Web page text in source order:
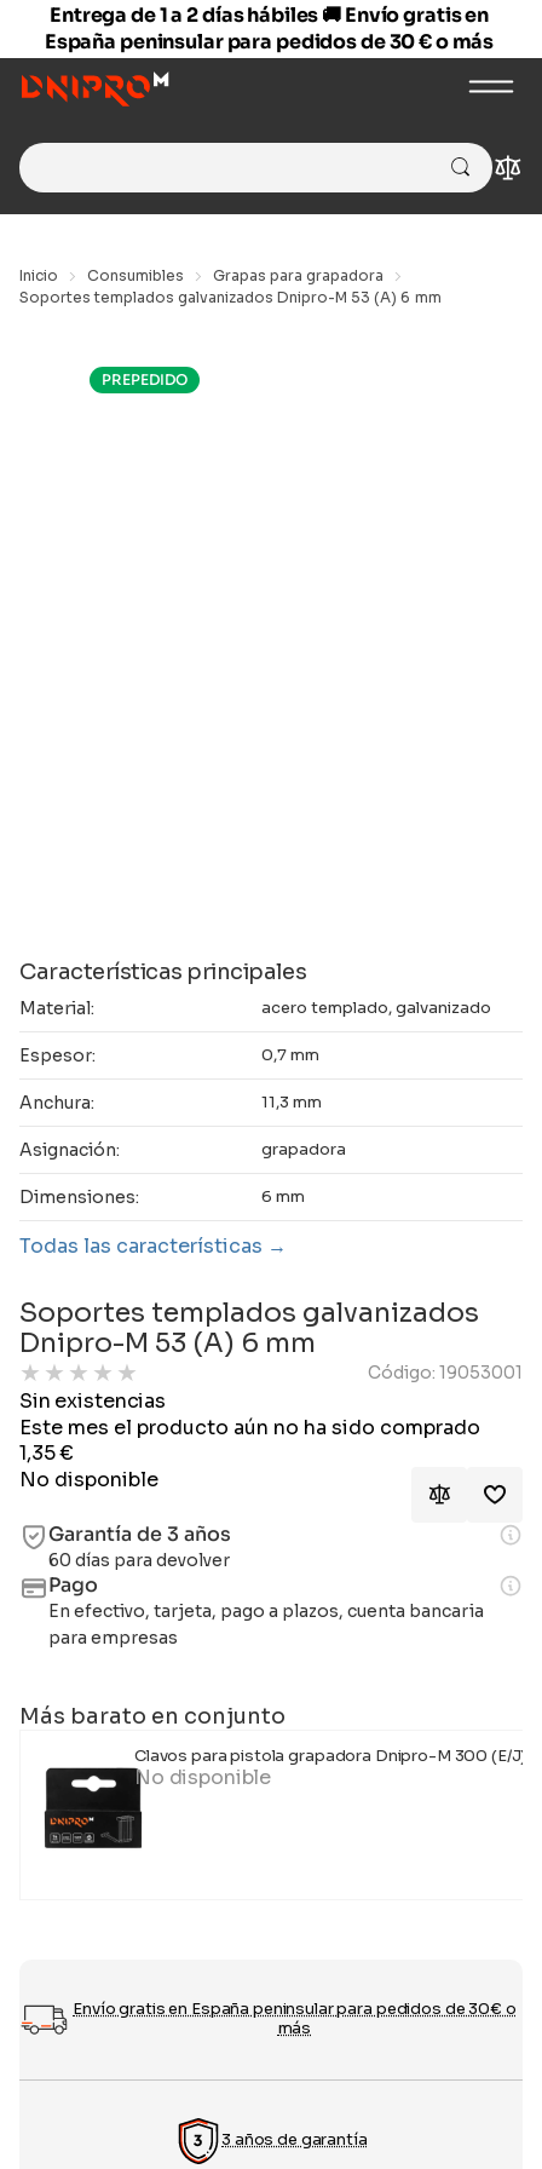
Entrega de 1 a 2 días hábiles 🚚 Envío gratis en
España peninsular para pedidos de 30 € o más
Search
for:
Inicio Consumibles
Grapas para grapadora
Soportes templados galvanizados Dnipro-M 53 (A) 6 mm
PREPEDIDO
Características principales
Material: acero templado, galvanizado
Espesor: 0,7 mm
Anchura: 11,3 mm
Asignación: grapadora
Dimensiones: 6 mm
Todas las características
Soportes templados galvanizados
Dnipro-M 53 (A) 6 mm
★ ★ ★ ★ ★ Código: 19053001
Sin existencias
Este mes el producto aún no ha sido comprado
1,35€
No disponible
Garantía de 3 años
60 días para devolver
Pago
En efectivo, tarjeta, pago a plazos, cuenta bancaria
para empresas
Más barato en conjunto
Clavos para pistola grapadora Dnipro-M 300 (E/J)
No disponible
Envío gratis en España peninsular para pedidos de 30€ o
más
3 años de garantía